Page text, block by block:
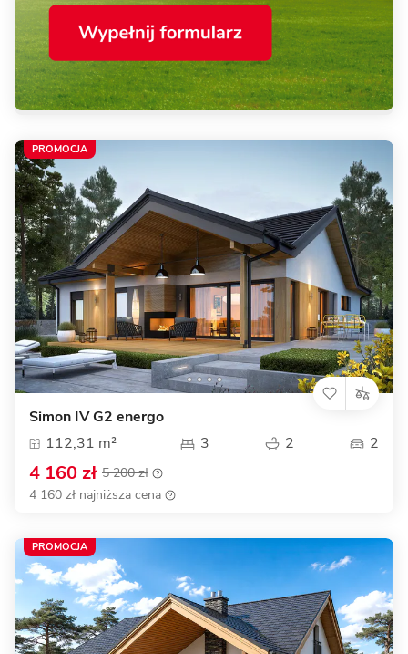
Simon IV G2 energo
112,31 m²
3 2 2
4 160 zł 5 200 zł
4 160 zł najniższa cena
PROMOCJA
PROMOCJA